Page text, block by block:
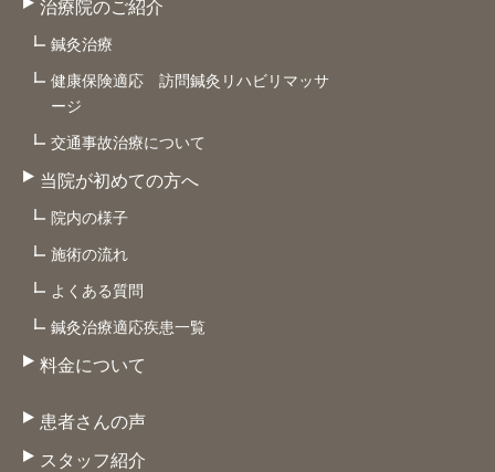
治療院のご紹介
鍼灸治療
健康保険適応 訪問鍼灸リハビリマッサ
ージ
交通事故治療について
当院が初めての方へ
院内の様子
施術の流れ
よくある質問
鍼灸治療適応疾患一覧
料金について
患者さんの声
スタッフ紹介